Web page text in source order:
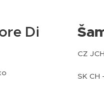
Di
CZ
SK